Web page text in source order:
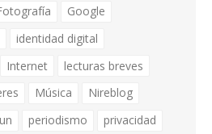
Google
identidad digital
Internet
lecturas breves
Música
Nireblog
periodismo
privacidad